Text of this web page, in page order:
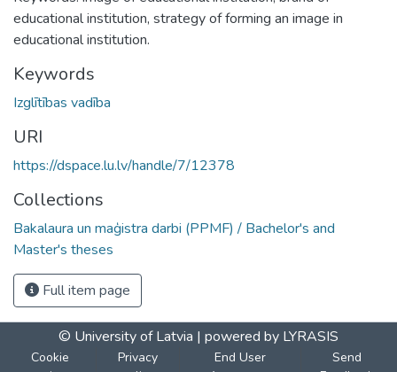
educational institution, strategy of forming an image in
educational institution.
Keywords
Izglītības vadība
URI
https://dspace.lu.lv/handle/7/12378
Collections
Bakalaura un maģistra darbi (PPMF) / Bachelor's and
Master's theses
Full item page
© University of Latvia | powered by LYRASIS
Cookie
Privacy
End User
Send